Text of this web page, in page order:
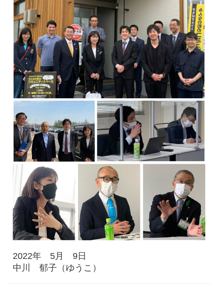
2022年 5月 9日
中川 郁子（ゆうこ）